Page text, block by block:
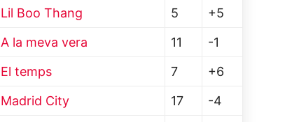
Lil Boo Thang 5
+5
A la meva vera 11
-1
El temps 7
+6
Madrid City 17
-4